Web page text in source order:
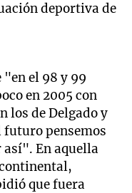
deportiva de
el 98 y 99
en 2005 con
los de Delgado y
futuro pensemos
En aquella
que fuera